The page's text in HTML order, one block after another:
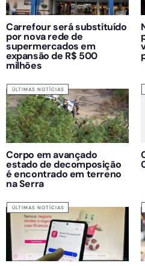
Carrefour será substituído
por nova rede de
supermercados em
expansão de R$ 500
milhões
ÚLTIMAS NOTÍCIAS
Corpo em avançado
estado de decomposição
é encontrado em terreno
na Serra
ÚLTIMAS NOTÍCIAS